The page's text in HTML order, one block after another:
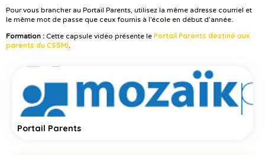
Pour vous brancher au Portail Parents, utilisez la même adresse courriel et
le même mot de passe que ceux fournis à l’école en début d’année.
Formation : Cette capsule vidéo présente le Portail Parents destiné aux
parents du CSSMI.
Portail Parents